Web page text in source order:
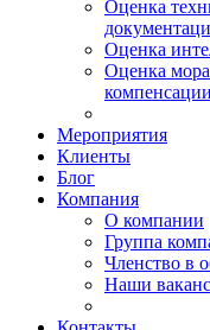
Оценка
Оценка
Оценка
Мероприятия
Клиенты
Блог
Компания
О компании
Группа
Членство в
Наши